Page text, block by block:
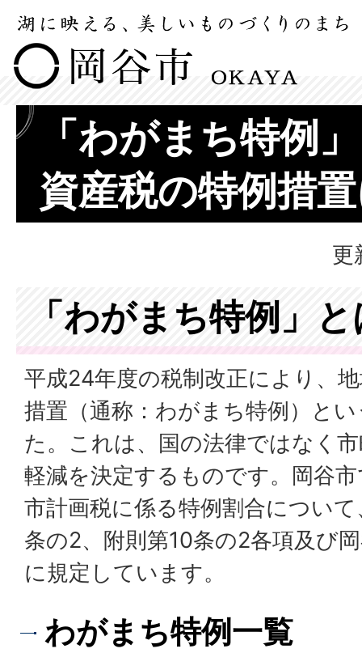
「わがまち特例
資産税の特例措
更
「わがまち特例」
平成24年度の税制改正により、
措置（通称：わがまち特例）と
た。これは、国の法律ではなく
軽減を決定するものです。岡谷
市計画税に係る特例割合につい
条の2、附則第10条の2各項及び
に規定しています。
わがまち特例一覧